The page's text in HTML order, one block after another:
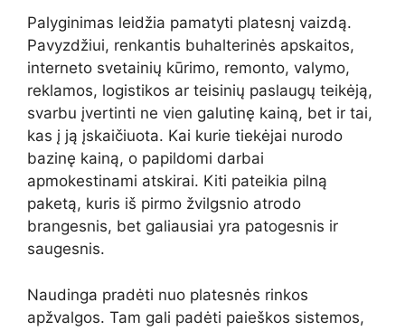
Palyginimas leidžia pamatyti platesnį vaizdą.
Pavyzdžiui, renkantis buhalterinės apskaitos,
interneto svetainių kūrimo, remonto, valymo,
reklamos, logistikos ar teisinių paslaugų teikėją,
svarbu įvertinti ne vien galutinę kainą, bet ir tai,
kas į ją įskaičiuota. Kai kurie tiekėjai nurodo
bazinę kainą, o papildomi darbai
apmokestinami atskirai. Kiti pateikia pilną
paketą, kuris iš pirmo žvilgsnio atrodo
brangesnis, bet galiausiai yra patogesnis ir
saugesnis.
Naudinga pradėti nuo platesnės rinkos
apžvalgos. Tam gali padėti paieškos sistemos,